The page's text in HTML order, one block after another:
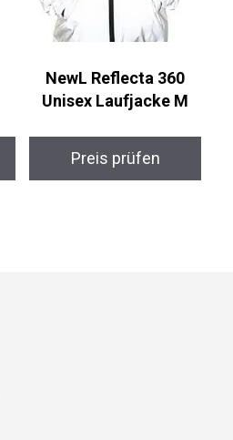
NewL Reflecta 360
Unisex Laufjacke M
Preis prüfen